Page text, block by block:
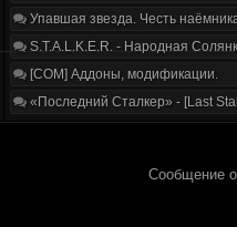
и отвага
Упавшая звезда. Честь
S.T.A.L.K.E.R. - Народная
[COM] Аддоны, модификации.
«Последний Сталкер» - [Last
Сообщение